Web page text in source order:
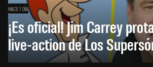
HACE 1 DÍA
¡Es oficial! Jim Carrey
live-action de Los